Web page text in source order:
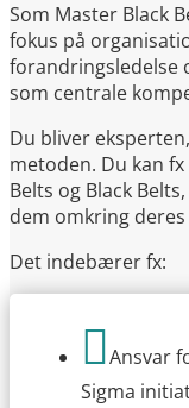
Som Master Black
fokus på
forandringsledelse
som centrale
Du bliver
metoden. Du kan
Belts og Black
dem omkring
Det indebærer fx:
 Ansvar
Sigma